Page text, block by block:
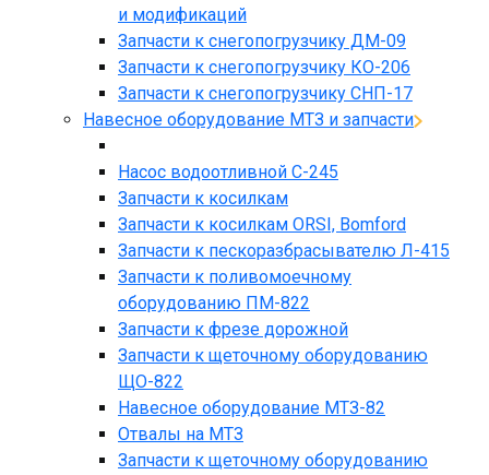
и модификаций
Запчасти к снегопогрузчику ДМ-09
Запчасти к снегопогрузчику КО-206
Запчасти к снегопогрузчику СНП-17
Навесное оборудование МТЗ и запчасти
Насос водоотливной С-245
Запчасти к косилкам
Запчасти к косилкам ORSI, Bomford
Запчасти к пескоразбрасывателю Л-415
Запчасти к поливомоечному
оборудованию ПМ-822
Запчасти к фрезе дорожной
Запчасти к щеточному оборудованию
ЩО-822
Навесное оборудование МТЗ-82
Отвалы на МТЗ
Запчасти к щеточному оборудованию